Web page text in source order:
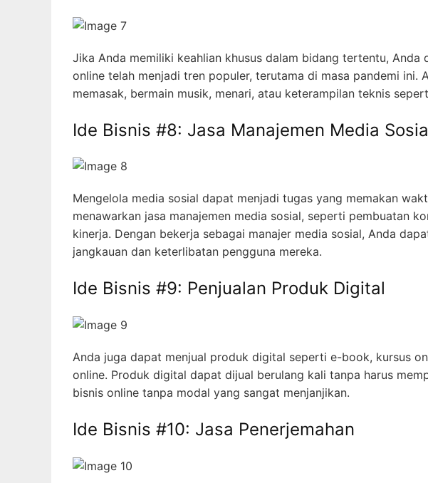
Jika Anda memiliki keahlian khusus dalam bidang tertentu, Anda
online telah menjadi tren populer, terutama di masa pandemi ini.
memasak, bermain musik, menari, atau keterampilan teknis
Ide Bisnis #8: Jasa Manajemen Media
Mengelola media sosial dapat menjadi tugas yang memakan
menawarkan jasa manajemen media sosial, seperti pembuatan
kinerja. Dengan bekerja sebagai manajer media sosial, Anda
jangkauan dan keterlibatan pengguna mereka.
Ide Bisnis #9: Penjualan Produk Digital
Anda juga dapat menjual produk digital seperti e-book, kursus
online. Produk digital dapat dijual berulang kali tanpa harus
bisnis online tanpa modal yang sangat menjanjikan.
Ide Bisnis #10: Jasa Penerjemahan